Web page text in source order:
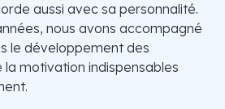
aussi avec sa personnalité.
nous avons accompagné
le développement des
motivation indispensables